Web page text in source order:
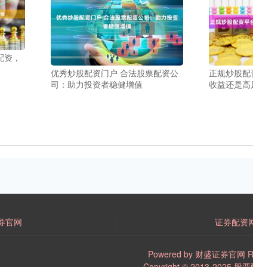
，
优秀炒股配资门户 合法股票配资公
司：助力投资者稳健增值
正规炒股
收益还是高
官网 证券配资
Powered by 财盛证券官网